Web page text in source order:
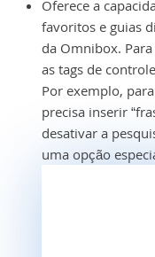
Oferece a
favoritos e guias
da Omnibox.
as tags de
Por exemplo,
precisa inserir
desativar a
uma opção